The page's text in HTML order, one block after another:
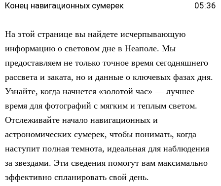
Конец навигационных сумерек
05:36
На этой странице вы найдете исчерпывающую
информацию о световом дне в Неаполе. Мы
предоставляем не только точное время сегодняшнего
рассвета и заката, но и данные о ключевых фазах дня.
Узнайте, когда начнется «золотой час» — лучшее
время для фотографий с мягким и теплым светом.
Отслеживайте начало навигационных и
астрономических сумерек, чтобы понимать, когда
наступит полная темнота, идеальная для наблюдения
за звездами. Эти сведения помогут вам максимально
эффективно спланировать свой день.